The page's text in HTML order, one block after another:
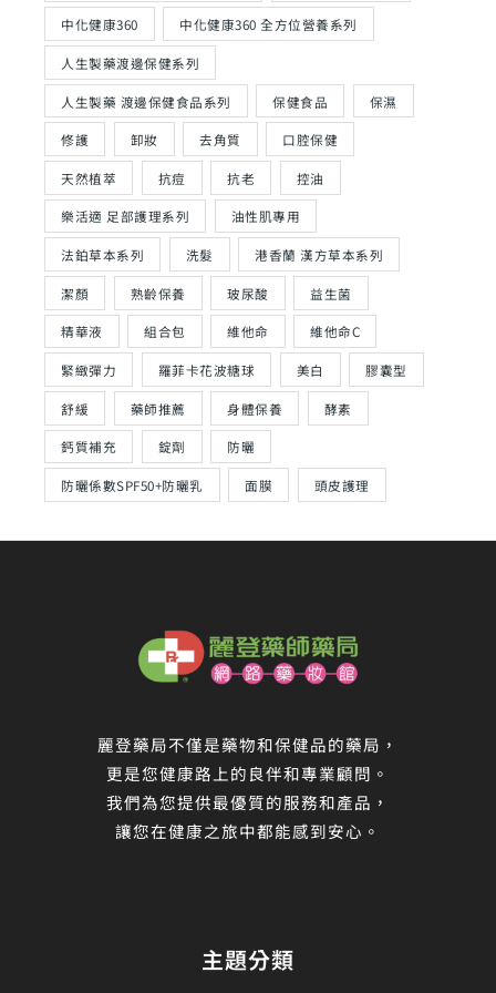
中化健康360 中化健康360 全方位營養系列
人生製藥渡邊保健系列
人生製藥 渡邊保健食品系列 保健食品 保濕
修護 卸妝 去角質 口腔保健
天然植萃 抗痘 抗老 控油
樂活適 足部護理系列 油性肌專用
法鉑草本系列 洗髮 港香蘭 漢方草本系列
潔顏 熟齡保養 玻尿酸 益生菌
精華液 組合包 維他命 維他命C
緊緻彈力 羅菲卡花波糖球 美白 膠囊型
舒緩 藥師推薦 身體保養 酵素
鈣質補充 錠劑 防曬
防曬係數SPF50+防曬乳 面膜 頭皮護理
麗登藥局不僅是藥物和保健品的藥局，
更是您健康路上的良伴和專業顧問。
我們為您提供最優質的服務和產品，
讓您在健康之旅中都能感到安心。
主題分類